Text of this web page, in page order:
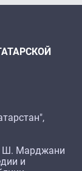
Ш. Марджани
и